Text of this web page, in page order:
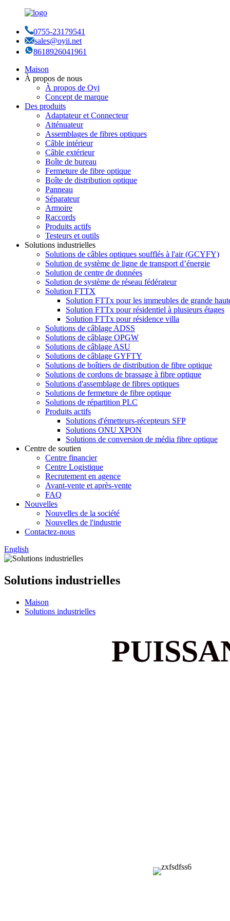
0755-23179541
sales@oyii.net
8618926041961
Maison
À propos de nous
À propos de Oyi
Concept de marque
Des produits
Adaptateur et Connecteur
Atténuateur
Assemblages de fibres optiques
Câble intérieur
Câble extérieur
Boîte de bureau
Fermeture de fibre optique
Boîte de distribution optique
Panneau
Séparateur
Armoire
Raccords
Produits actifs
Testeurs et outils
Solutions industrielles
Solutions de câbles optiques soufflés à l'air (GCYFY)
Solution de système de ligne de transport d’énergie
Solution de centre de données
Solution de système de réseau fédérateur
Solution FTTX
Solution FTTx pour les immeubles de grande
Solution FTTx pour résidentiel à plusieurs étages
Solution FTTx pour résidence villa
Solutions de câblage ADSS
Solutions de câblage OPGW
Solutions de câblage ASU
Solutions de câblage GYFTY
Solutions de boîtiers de distribution de fibre optique
Solutions de cordons de brassage à fibre optique
Solutions d'assemblage de fibres optiques
Solutions de fermeture de fibre optique
Solutions de répartition PLC
Produits actifs
Solutions d'émetteurs-récepteurs SFP
Solutions ONU XPON
Solutions de conversion de média fibre optique
Centre de soutien
Centre financier
Centre Logistique
Recrutement en agence
Avant-vente et après-vente
FAQ
Nouvelles
Nouvelles de la société
Nouvelles de l'industrie
Contactez-nous
English
Solutions industrielles
Maison
Solutions industrielles